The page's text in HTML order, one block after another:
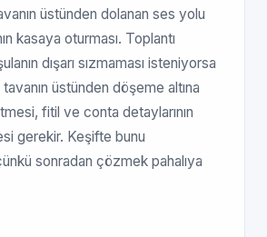
üstünden dolanan ses yolu
kasaya oturması. Toplantı
dışarı sızmaması isteniyorsa
üstünden döşeme altına
fitil ve conta detaylarının
gerekir. Keşifte bunu
sonradan çözmek pahalıya